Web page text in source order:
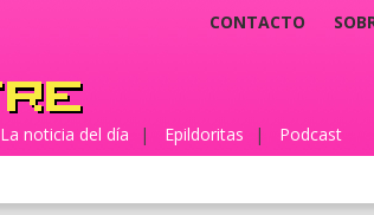
CONTACTO
La noticia del día | Epildoritas | Podcast